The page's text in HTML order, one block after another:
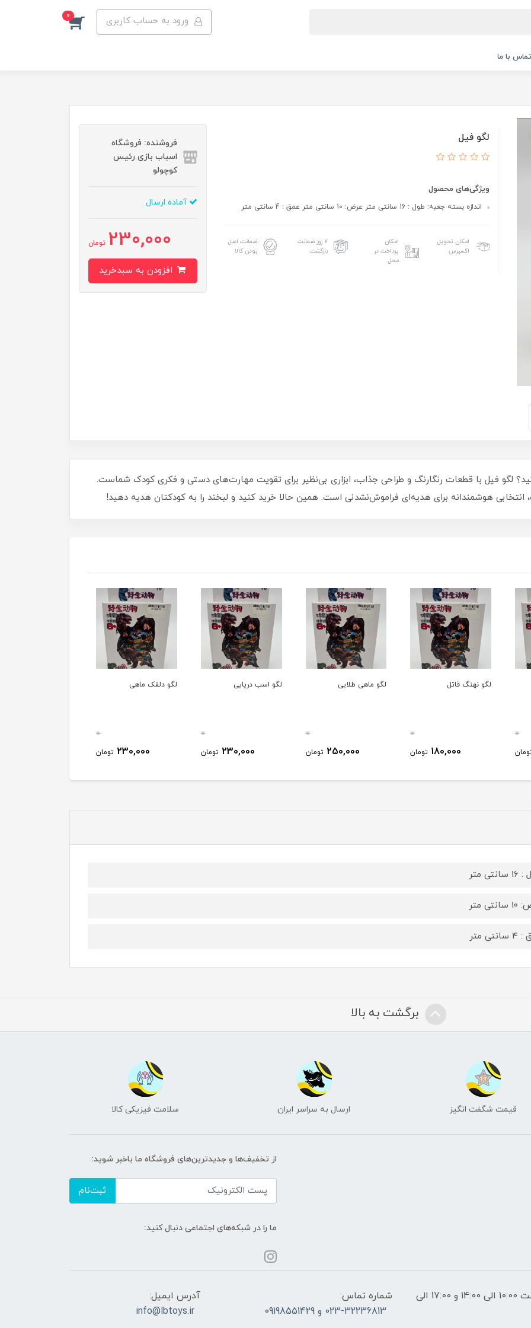
ورود به حساب کاربری 0
تماس با ما
لگو فیل
ویژگی‌های محصول
اندازه بسته جعبه: طول : 16 سانتی متر عرض: 10 سانتی متر عمق : 4 سانتی متر
امکان تحویل
اکسپرس
امکان
پرداخت در
محل
۷ روز ضمانت
بازگشت
ضمانت اصل
بودن کالا
فروشنده: فروشگاه
اسباب بازی رئیس
کوچولو
آماده ارسال
230,000 تومان
لگو فیل با قطعات رنگارنگ و طراحی جذاب، ابزاری بی‌نظیر برای تقویت مهارت‌های دستی و فکری کودک شماست.
هوشمندانه برای هدیه‌ای فراموش‌نشدنی است. همین حالا خرید کنید و لبخند را به کودکتان هدیه دهید!
0
لگو نهنگ قاتل
0
180,000 تومان
لگو ماهی طلایی
0
250,000 تومان
لگو اسب دریایی
0
230,000 تومان
لگو دلقک ماهی
0
230,000 تومان
متر
متر
متر
برگشت به بالا
قیمت شگفت انگیز ارسال به سراسر ایران سلامت فیزیکی کالا
از تخفیف‌ها و جدیدترین‌های فروشگاه ما باخبر شوید:
ثبت‌نام
ما را در شبکه‌های اجتماعی دنبال کنید:
ساعات پاسخگویی: فقط روزهای غیر تعطیل از ساعت 10:00 الی 14:00 و 17:00 الی
شماره تماس:
023-32236813 و 09198551429
آدرس ایمیل:
info@lbtoys.ir